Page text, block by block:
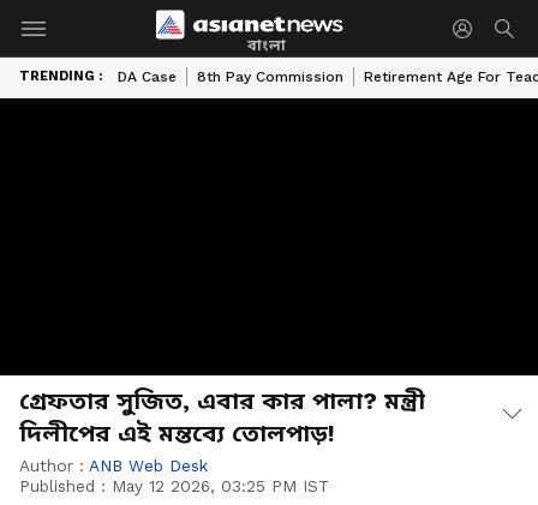
বাংলা
TRENDING : DA Case 8th Pay Commission Retirement Age For
গ্রেফতার সুজিত, এবার কার পালা? মন্ত্রী
দিলীপের এই মন্তব্যে তোলপাড়!
Author : ANB Web Desk
Published : May 12 2026, 03:25 PM IST